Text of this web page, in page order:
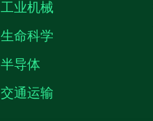
工业机械
生命科学
半导体
交通运输